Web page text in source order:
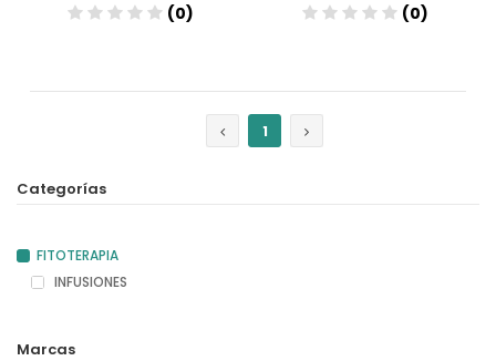
(0) (0)
1
Categorías
FITOTERAPIA
INFUSIONES
Marcas